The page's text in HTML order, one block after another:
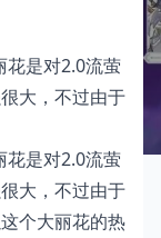
花是对2.0流萤
大，不过由于
花是对2.0流萤
大，不过由于
个大丽花的热